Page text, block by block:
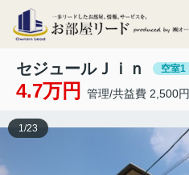
セジュールＪｉｎ 空室1
4.7万円 管理/共益費 2,500円
1 /23